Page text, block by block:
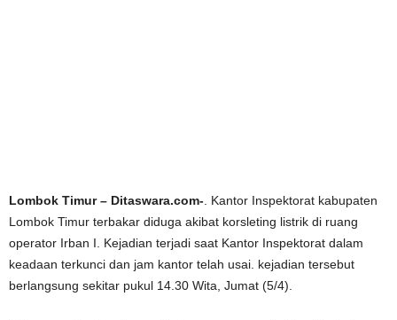
Lombok Timur – Ditaswara.com- . Kantor Inspektorat kabupaten
Lombok Timur terbakar diduga akibat korsleting listrik di ruang
operator Irban I. Kejadian terjadi saat Kantor Inspektorat dalam
keadaan terkunci dan jam kantor telah usai. kejadian tersebut
berlangsung sekitar pukul 14.30 Wita, Jumat (5/4).